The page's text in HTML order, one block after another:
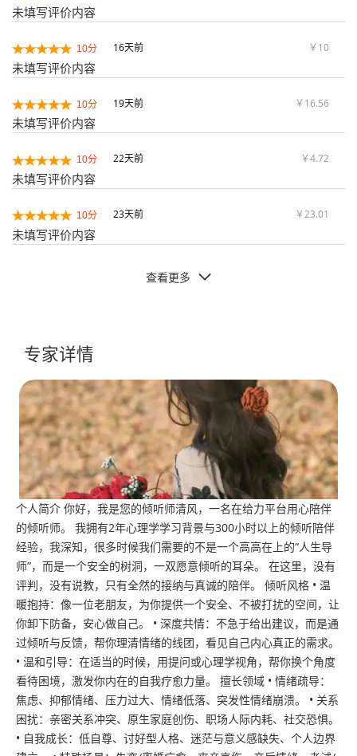
未填写评价内容
10分 16天前 ￥10
未填写评价内容
10分 19天前 ￥16.56
未填写评价内容
10分 22天前 ￥4.72
未填写评价内容
10分 23天前 ￥23.01
未填写评价内容
查看更多 
专家详情
证书
个人简介 你好，我是您的倾听师清风，一名在给力平台用心陪伴
的倾听师。 我拥有2年心理学学习背景与300小时以上的倾听陪伴
经验，我深知，很多时候我们需要的不是一个高高在上的“人生导
师”，而是一个安全的树洞，一双愿意倾听的耳朵。 在这里，没有
评判，没有说教，只有全然的接纳与真诚的陪伴。 倾听风格 • 温
暖抱持：像一位老朋友，为你提供一个安全、不被打扰的空间，让
你卸下防备，安心做自己。 • 深度共情：不急于给出建议，而是通
过倾听与反馈，帮你理清情绪的线团，看见自己内心真正的需求。
• 温和引导：在适当的时候，用提问或心理学视角，帮你换个角度
看待困境，激发你内在的自我疗愈力量。 擅长领域 • 情绪疏导：
焦虑、抑郁情绪、压力过大、情绪低落、突发性情绪崩溃。 • 关系
困扰：亲密关系冲突、原生家庭创伤、职场人际内耗、社交恐惧。
• 自我成长：低自尊、讨好型人格、迷茫与意义感缺失、个人边界